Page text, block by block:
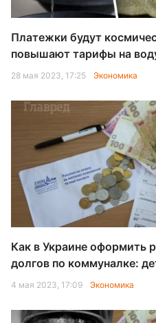
Платежки будут
повышают тарифы на
28 мая 2023, 17:25 Экономика
Как в Украине оформить
долгов по коммуналке:
4 мая 2023, 17:09 Экономика